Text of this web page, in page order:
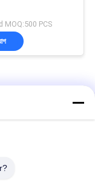
MOQ:500 PCS
MH ব্যাটারি